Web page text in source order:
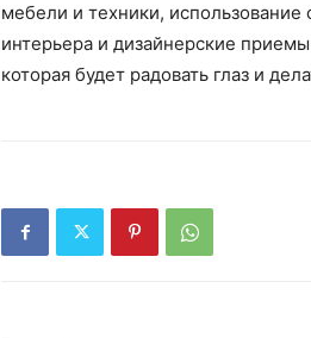
мебели и техники,
интерьера и дизайнерские
которая будет радовать глаз и